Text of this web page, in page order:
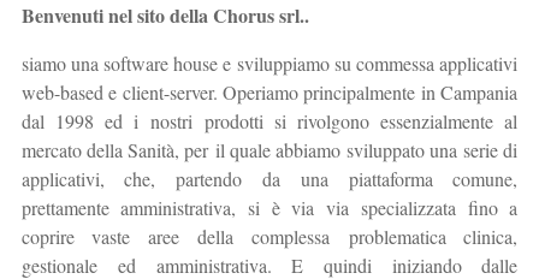
Benvenuti nel sito della Chorus srl..
siamo una software house e sviluppiamo su commessa applicativi
web-based e client-server. Operiamo principalmente in Campania
dal 1998 ed i nostri prodotti si rivolgono essenzialmente al
mercato della Sanità, per il quale abbiamo sviluppato una serie di
applicativi, che, partendo da una piattaforma comune,
prettamente amministrativa, si è via via specializzata fino a
coprire vaste aree della complessa problematica clinica,
gestionale ed amministrativa. E quindi iniziando dalle